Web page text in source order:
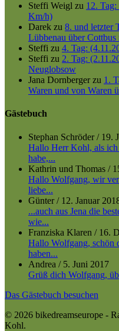
Steffi Weigl zu 12.
Km/h)
Darek zu 8. und letzter
Lübbenau über
Steffi zu 4. Tag:
Steffi zu 2. Tag:
Neuglobsow
Jana Dornbergerzu 1.
Waren und von Waren
Gästebuch
Stephan Schröder/ 19.
Hallo Herr Kohl, als ich
habe,...
Kathrin und Thomas /
Hallo Wolfgang, wir
liebe...
Günter/ 12. Januar
...auch aus Jena die
wie...
Franziska Klaren / 16.
Hallo Wolfgang, schön
haben...
Andrea / 5. Juni 2017
Grüß dich Wolfgang,
Das Gästebuch besuchen
© 2026 bikedreamseurope -
Kohl.